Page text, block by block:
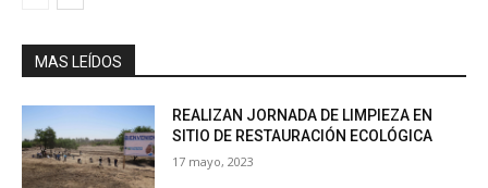
MAS LEÍDOS
REALIZAN JORNADA DE LIMPIEZA EN
SITIO DE RESTAURACIÓN ECOLÓGICA
17 mayo, 2023